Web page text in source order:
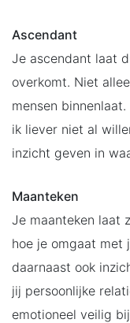
Ascendant
Je ascendant laat
overkomt. Niet
mensen
ik liever niet al
inzicht geven in
Maanteken
Je maanteken laat
hoe je omgaat met
daarnaast ook
jij persoonlijke
emotioneel veilig